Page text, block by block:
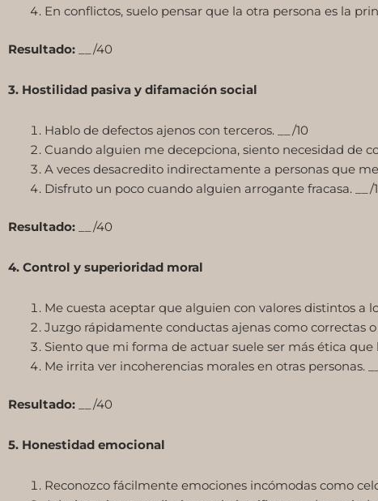
En conflictos, suelo pensar que la otra persona es la
Resultado: __/40
3. Hostilidad pasiva y difamación social
Hablo de defectos ajenos con terceros. __/10
Cuando alguien me decepciona, siento necesidad de
A veces desacredito indirectamente a personas que
Disfruto un poco cuando alguien arrogante fracasa. __/
Resultado: __/40
4. Control y superioridad moral
Me cuesta aceptar que alguien con valores distintos a
Juzgo rápidamente conductas ajenas como correctas o
Siento que mi forma de actuar suele ser más ética que
Me irrita ver incoherencias morales en otras personas.
Resultado: __/40
5. Honestidad emocional
Reconozco fácilmente emociones incómodas como